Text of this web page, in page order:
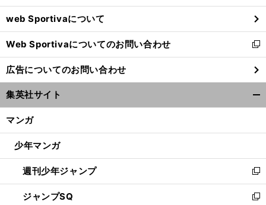
ウ
で
開
く
web Sportivaについて
Web Sportivaについてのお問い合わせ
新
し
い
ウ
ィ
ン
ウ
開
く
広告についてのお問い合わせ
集英社サイト
マンガ
少年マンガ
週刊少年ジャンプ
新
し
い
ジャンプSQ
新